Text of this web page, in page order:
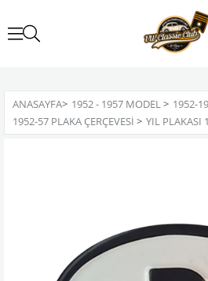
ANASAYFA> 1952 - 1957 MODEL> 1952-
1952-57 PLAKA ÇERÇEVESI > YIL PLAKASI